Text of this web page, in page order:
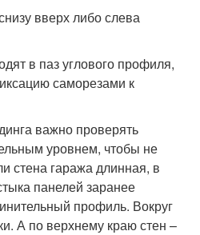
вверх либо слева
в паз углового профиля,
саморезами к
важно проверять
уровнем, чтобы не
стена гаража длинная, в
панелей заранее
профиль. Вокруг
А по верхнему краю стен –